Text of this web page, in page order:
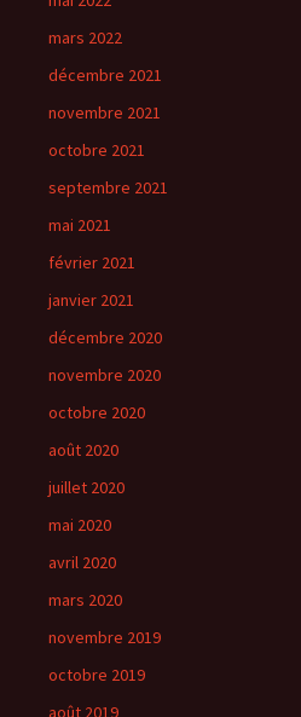
mars 2022
décembre 2021
novembre 2021
octobre 2021
septembre 2021
mai 2021
février 2021
janvier 2021
décembre 2020
novembre 2020
octobre 2020
août 2020
juillet 2020
mai 2020
avril 2020
mars 2020
novembre 2019
octobre 2019
août 2019